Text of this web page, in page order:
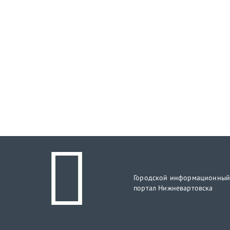
Городской информационный
портал Нижневартовска